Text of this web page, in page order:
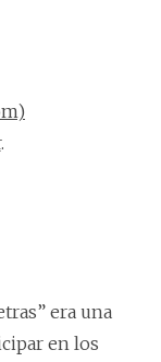
.
era una
en los